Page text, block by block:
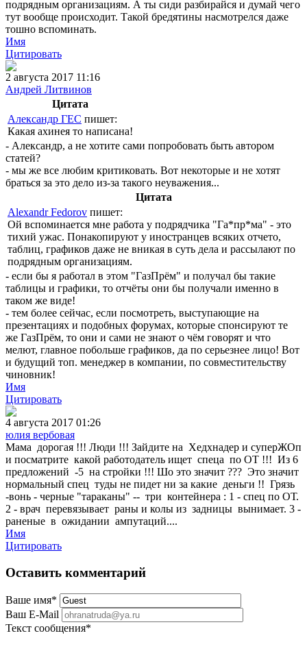
подрядным организациям. А ты сиди разбирайся и думай чего
тут вообще происходит. Такой бредятины насмотрелся даже
тошно вспоминать.
Имя
Цитировать
2 августа 2017 11:16
Андрей Литвинов
Цитата
Александр ГЕС пишет:
Какая ахинея то написана!
- Александр, а не хотите сами попробовать быть автором
статей?
- мы же все любим критиковать. Вот некоторые и не хотят
браться за это дело из-за такого неуважения...
Цитата
Alexandr Fedorov пишет:
Ой вспоминается мне работа у подрядчика "Га*пр*ма" - это
тихий ужас. Понакопируют у иностранцев всяких отчето,
таблиц, графиков даже не вникая в суть дела и рассылают по
подрядным организациям.
- если бы я работал в этом "ГазПрём" и получал бы такие
таблицы и графики, то отчёты они бы получали именно в
таком же виде!
- тем более сейчас, если посмотреть, выступающие на
презентациях и подобных форумах, которые спонсируют те
же ГазПрём, то они и сами не знают о чём говорят и что
мелют, главное побольше графиков, да по серьезнее лицо! Вот
и будущий топ. менеджер в компании, по совместительству
чиновник!
Имя
Цитировать
4 августа 2017 01:26
юлия вербовая
Мама дорогая !!! Люди !!! Зайдите на Хедхнадер и суперЖОп
и посматрите какой работодатель ищет спеца по ОТ !!! Из 6
предложений -5 на стройки !!! Шо это значит ??? Это значит
нормальный спец туды не пидет ни за какие деньги !! Грязь
-вонь - черные "тараканы" -- три контейнера : 1 - спец по ОТ.
2 - врач перевязывает раны и колы из задницы вынимает. 3 -
раненые в ожидании ампутаций....
Имя
Цитировать
Оставить комментарий
Ваше имя*
Ваш E-Mail
Текст сообщения*